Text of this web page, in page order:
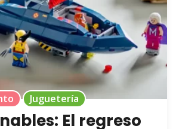
Juguetería
El regreso